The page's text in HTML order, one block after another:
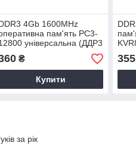
4Gb 1600MHz
пам'ять PC3-
універсальна (ДДР3
4Гб) для INTEL і AMD AVIS
1600 4096MB
₴
Купити
Гб)
355
за рік